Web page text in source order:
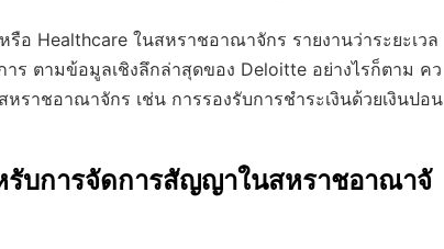
Healthcare ในสหราชอาณาจักร รายงานว่าระยะเวล
ร ตามข้อมูลเชิงลึกล่าสุดของ Deloitte อย่างไรก็ตาม คว
าชอาณาจักร เช่น การรองรับการชำระเงินด้วยเงินปอน
บการจัดการสัญญาในสหราชอาณาจั